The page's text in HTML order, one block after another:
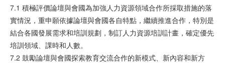
7.1 積極評價論壇與會國為加強人力資源領域合作所採取措施的落
實情況，重申願依據論壇與會國各自特點，繼續推進合作，特別是
結合各國發展需求和培訓規劃，制訂人力資源培訓計畫，確定優先
培訓領域、課時和人數。
7.2 鼓勵論壇與會國探索教育交流合作的新模式、新內容和新方